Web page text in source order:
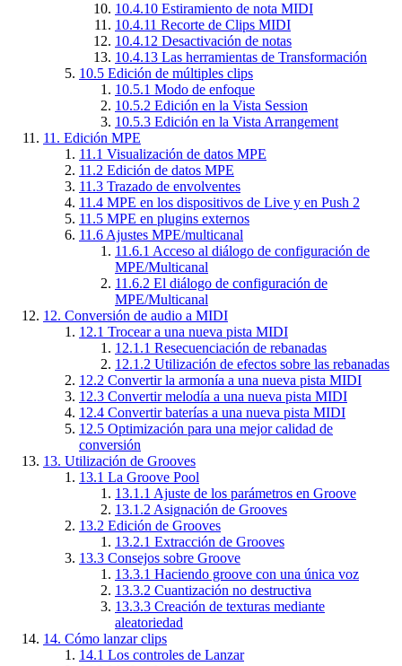
10.4.10 Estiramiento de nota MIDI
10.4.11 Recorte de Clips MIDI
10.4.12 Desactivación de notas
10.4.13 Las herramientas de Transformación
10.5 Edición de múltiples clips
10.5.1 Modo de enfoque
10.5.2 Edición en la Vista Session
10.5.3 Edición en la Vista Arrangement
11. Edición MPE
11.1 Visualización de datos MPE
11.2 Edición de datos MPE
11.3 Trazado de envolventes
11.4 MPE en los dispositivos de Live y en Push 2
11.5 MPE en plugins externos
11.6 Ajustes MPE/multicanal
11.6.1 Acceso al diálogo de configuración de
MPE/Multicanal
11.6.2 El diálogo de configuración de
MPE/Multicanal
12. Conversión de audio a MIDI
12.1 Trocear a una nueva pista MIDI
12.1.1 Resecuenciación de rebanadas
12.1.2 Utilización de efectos sobre las rebanadas
12.2 Convertir la armonía a una nueva pista MIDI
12.3 Convertir melodía a una nueva pista MIDI
12.4 Convertir baterías a una nueva pista MIDI
12.5 Optimización para una mejor calidad de
conversión
13. Utilización de Grooves
13.1 La Groove Pool
13.1.1 Ajuste de los parámetros en Groove
13.1.2 Asignación de Grooves
13.2 Edición de Grooves
13.2.1 Extracción de Grooves
13.3 Consejos sobre Groove
13.3.1 Haciendo groove con una única voz
13.3.2 Cuantización no destructiva
13.3.3 Creación de texturas mediante
aleatoriedad
14. Cómo lanzar clips
14.1 Los controles de Lanzar